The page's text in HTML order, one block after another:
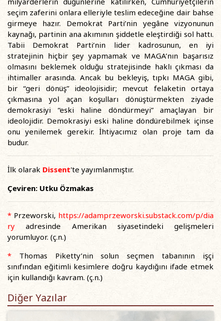
seçim zaferini onlara elleriyle teslim edeceğine dair bahse
girmeye hazır. Demokrat Parti’nin yegâne vizyonunun
kaynağı, partinin ana akımının şiddetle eleştirdiği sol hattı.
Tabii Demokrat Parti’nin lider kadrosunun, en iyi
stratejinin hiçbir şey yapmamak ve MAGA’nın başarısız
olmasını beklemek olduğu stratejisinde haklı çıkması da
ihtimaller arasında. Ancak bu bekleyiş, tıpkı MAGA gibi,
bir “geri dönüş” ideolojisidir; mevcut felaketin ortaya
çıkmasına yol açan koşulları dönüştürmekten ziyade
demokrasiyi “eski haline döndürmeyi” amaçlayan bir
ideolojidir. Demokrasiyi eski haline döndürebilmek içinse
onu yenilemek gerekir. İhtiyacımız olan proje tam da
budur.
İlk olarak Dissent'te yayımlanmıştır.
Çeviren: Utku Özmakas
* Przeworski, https://adamprzeworski.substack.com/p/dia
ry adresinde Amerikan siyasetindeki gelişmeleri
yorumluyor. (ç.n.)
* Thomas Piketty’nin solun seçmen tabanının işçi
sınıfından eğitimli kesimlere doğru kaydığını ifade etmek
için kullandığı kavram. (ç.n.)
Diğer Yazılar